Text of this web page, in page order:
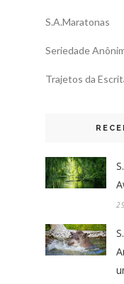
S.A.Maratonas
Seriedade
Trajetos da